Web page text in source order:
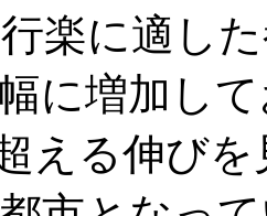
楽に適し
に増加し
える伸び